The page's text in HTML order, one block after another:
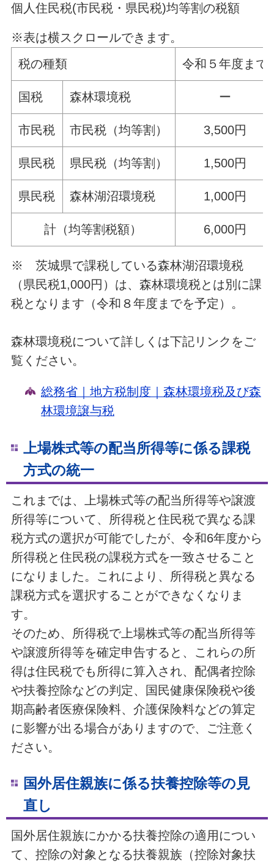
個人住民税(市民税・県民税)均等割の税額
※表は横スクロールできます。
税の種類
令和５年度まで
国税 森林環境税 ー
市民税 市民税（均等割） 3,500円
県民税 県民税（均等割） 1,500円
県民税 森林湖沼環境税 1,000円
計（均等割税額） 6,000円
※ 茨城県で課税している森林湖沼環境税
（県民税1,000円）は、森林環境税とは別に課
税となります（令和８年度までを予定）。
森林環境税について詳しくは下記リンクをご
覧ください。
総務省｜地方税制度｜森林環境税及び森
林環境譲与税
上場株式等の配当所得等に係る課税
方式の統一
これまでは、上場株式等の配当所得等や譲渡
所得等について、所得税と住民税で異なる課
税方式の選択が可能でしたが、令和6年度から
所得税と住民税の課税方式を一致させること
になりました。これにより、所得税と異なる
課税方式を選択することができなくなりま
す。
そのため、所得税で上場株式等の配当所得等
や譲渡所得等を確定申告すると、これらの所
得は住民税でも所得に算入され、配偶者控除
や扶養控除などの判定、国民健康保険税や後
期高齢者医療保険料、介護保険料などの算定
に影響が出る場合がありますので、ご注意く
ださい。
国外居住親族に係る扶養控除等の見
直し
国外居住親族にかかる扶養控除の適用につい
て、控除の対象となる扶養親族（控除対象扶